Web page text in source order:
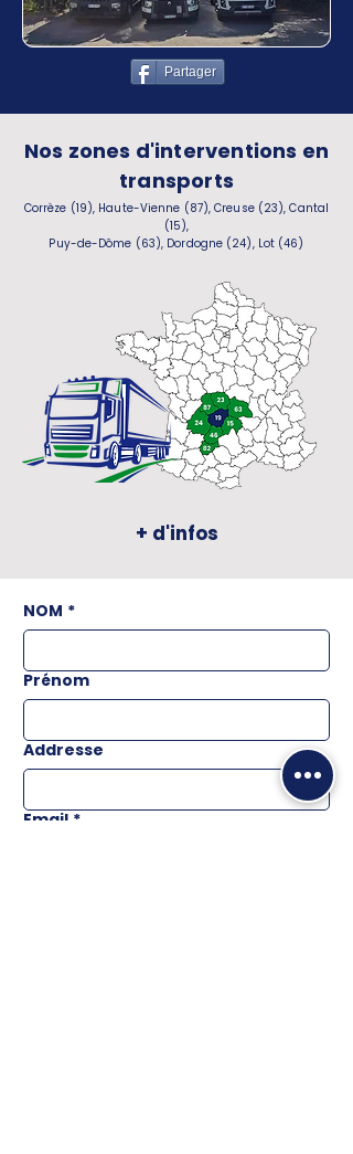
Partager
Nos zones d'interventions en
transports
Corrèze (19), Haute-Vienne (87), Creuse (23), Cantal
(15),
Puy-de-Dôme (63), Dordogne (24), Lot (46)
+ d'infos
NOM *
Prénom
Addresse
Email *